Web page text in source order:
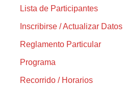
Lista de Participantes
Inscribirse / Actualizar Datos
Reglamento Particular
Programa
Recorrido / Horarios